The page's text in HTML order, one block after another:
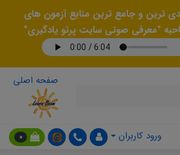
ترین و جامع ترین منابع آزمون های
"معرفی صوتی سایت پرتو یادگیری"
صفحه اصلی
ورود کاربران 0